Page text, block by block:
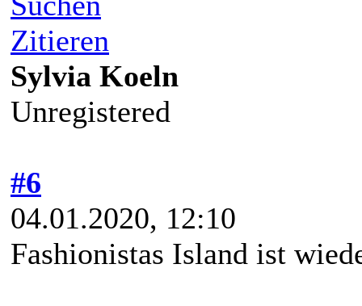
Zitieren
Sylvia Koeln
Unregistered
#6
04.01.2020, 12:10
Fashionistas Island ist